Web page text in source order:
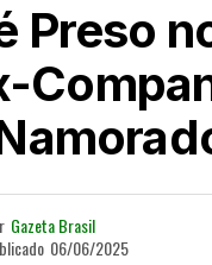
Preso
Gazeta Brasil
06/06/2025